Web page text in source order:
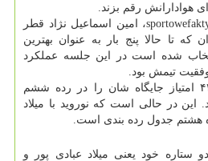
هوادارانش رقم بزند.
به گزارش سایت لهستانی sportowefakty، امین اسماعیل نژاد قطر
که تا حالا پنج بار به عنوان بهترین
شده است در این جلسه عملکرد
تیمش بود.
شاگردان گئورگه کرتو با ۴۳ امتیاز جایگاه شان را در رده ششم
این در حالی است که نوروید با میلاد
ستاره خود یعنی میلاد عبادی پور و